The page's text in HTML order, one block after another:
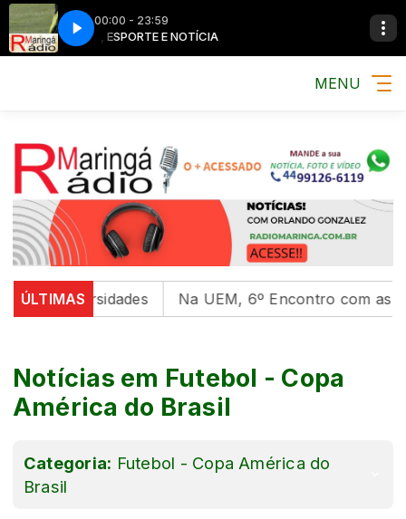
00:00 - 23:59
MÚSICA, ESPORTE E NOTÍCIA MÚSICA, ESPORTE
MENU
ÚLTIMAS Na UEM, 6º Encontro com as Culturas
Notícias em Futebol - Copa
América do Brasil
Categoria: Futebol - Copa América do
Brasil